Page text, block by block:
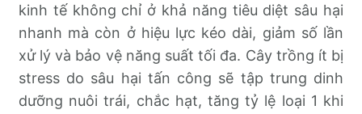
kinh tế không chỉ ở khả năng tiêu diệt sâu hại
nhanh mà còn ở hiệu lực kéo dài, giảm số lần
xử lý và bảo vệ năng suất tối đa. Cây trồng ít bị
stress do sâu hại tấn công sẽ tập trung dinh
dưỡng nuôi trái, chắc hạt, tăng tỷ lệ loại 1 khi